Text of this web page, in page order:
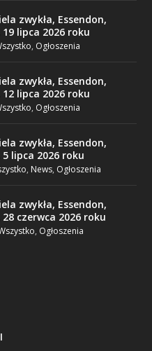
zwykła, Essendon,
lipca 2026 roku
, Ogłoszenia
zwykła, Essendon,
lipca 2026 roku
, Ogłoszenia
zwykła, Essendon,
lipca 2026 roku
, News, Ogłoszenia
zwykła, Essendon,
czerwca 2026 roku
, Ogłoszenia